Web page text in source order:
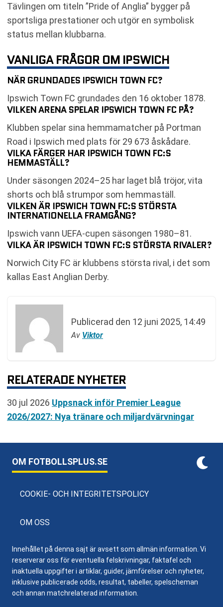
Tävlingen om titeln ”Pride of Anglia” bygger på
sportsliga prestationer och utgör en symbolisk
status mellan klubbarna.
VANLIGA FRÅGOR OM IPSWICH
NÄR GRUNDADES IPSWICH TOWN FC?
Ipswich Town FC grundades den 16 oktober 1878.
VILKEN ARENA SPELAR IPSWICH TOWN FC PÅ?
Klubben spelar sina hemmamatcher på Portman
Road i Ipswich med plats för 29 673 åskådare.
VILKA FÄRGER HAR IPSWICH TOWN FC:S
HEMMASTÄLL?
Under säsongen 2024–25 har laget blå tröjor, vita
shorts och blå strumpor som hemmaställ.
VILKEN ÄR IPSWICH TOWN FC:S STÖRSTA
INTERNATIONELLA FRAMGÅNG?
Ipswich vann UEFA-cupen säsongen 1980–81.
VILKA ÄR IPSWICH TOWN FC:S STÖRSTA RIVALER?
Norwich City FC är klubbens största rival, i det som
kallas East Anglian Derby.
Publicerad den 12 juni 2025, 14:49
Av Viktor
RELATERADE NYHETER
30 jul 2026 Uppsnack inför Premier League
2026/2027: Nya tränare och miljardvärvningar
OM FOTBOLLSPLUS.SE
COOKIE- OCH INTEGRITETSPOLICY
OM OSS
Innehållet på denna sajt är avsett som allmän information. Vi
reserverar oss för eventuella felskrivningar, faktafel och
inaktuella uppgifter i artiklar, guider, jämförelser och nyheter,
inklusive publicerade odds, resultat, tabeller, spelscheman
och annan matchrelaterad information.